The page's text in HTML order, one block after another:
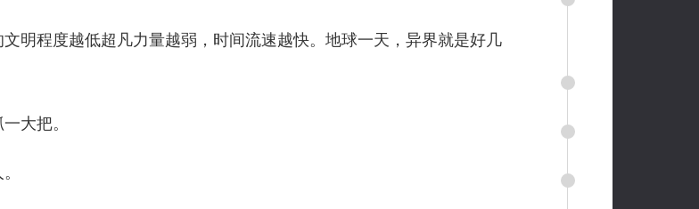
程度越低超凡力量越弱，时间流速越快。地球一天，异界就是好几
大把。